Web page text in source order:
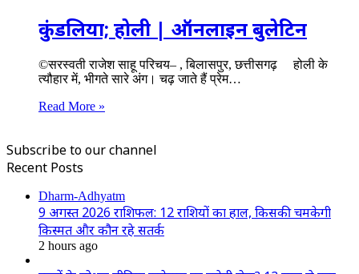
कुंडलिया; होली | ऑनलाइन बुलेटिन
©सरस्वती राजेश साहू परिचय– , बिलासपुर, छत्तीसगढ़ होली के
त्यौहार में, भीगते सारे अंग। चढ़ जाते हैं प्रेम…
Read More »
Subscribe to our channel
Recent Posts
Dharm-Adhyatm
9 अगस्त 2026 राशिफल: 12 राशियों का हाल, किसकी चमकेगी
किस्मत और कौन रहे सतर्क
2 hours ago